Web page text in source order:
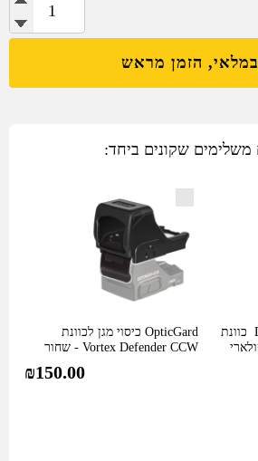
של
פאנל
סולארי
ועיגול)
שנבנתה
עבור
הזמן מראש
משלימים שקונים ביחד:
Defender-CCW-Enclosed כוונת
OpticGard כיסוי מגן לכוונת
Vortex Defender CCW - שחור
₪150.00